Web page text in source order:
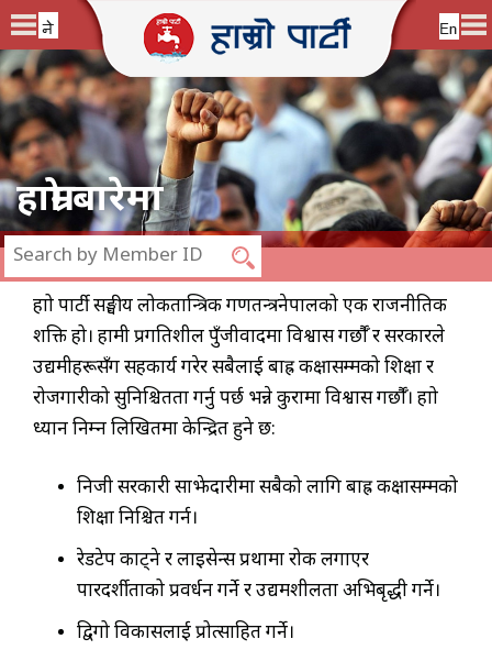
हाम्रो बारेमा
हाम्रो पार्टी सङ्घीय लोकतान्त्रिक गणतन्त्रनेपालको एक राजनीतिक
शक्ति हो। हामी प्रगतिशील पुँजीवादमा विश्वास गर्छौँ र सरकारले
उद्यमीहरूसँग सहकार्य गरेर सबैलाई बाह्र कक्षासम्मको शिक्षा र
रोजगारीको सुनिश्चितता गर्नु पर्छ भन्ने कुरामा विश्वास गर्छौँ। हाम्रो
ध्यान निम्न लिखितमा केन्द्रित हुने छ:
निजी सरकारी साझेदारीमा सबैको लागि बाह्र कक्षासम्मको
शिक्षा निश्चित गर्न।
रेडटेप काट्ने र लाइसेन्स प्रथामा रोक लगाएर
पारदर्शीताको प्रवर्धन गर्ने र उद्यमशीलता अभिबृद्धी गर्ने।
द्विगो विकासलाई प्रोत्साहित गर्ने।